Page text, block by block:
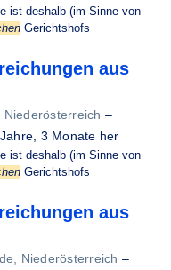
ist deshalb (im Sinne von
Gerichtshofs
aus
–
3 Monate her
ist deshalb (im Sinne von
Gerichtshofs
aus
Niederösterreich –